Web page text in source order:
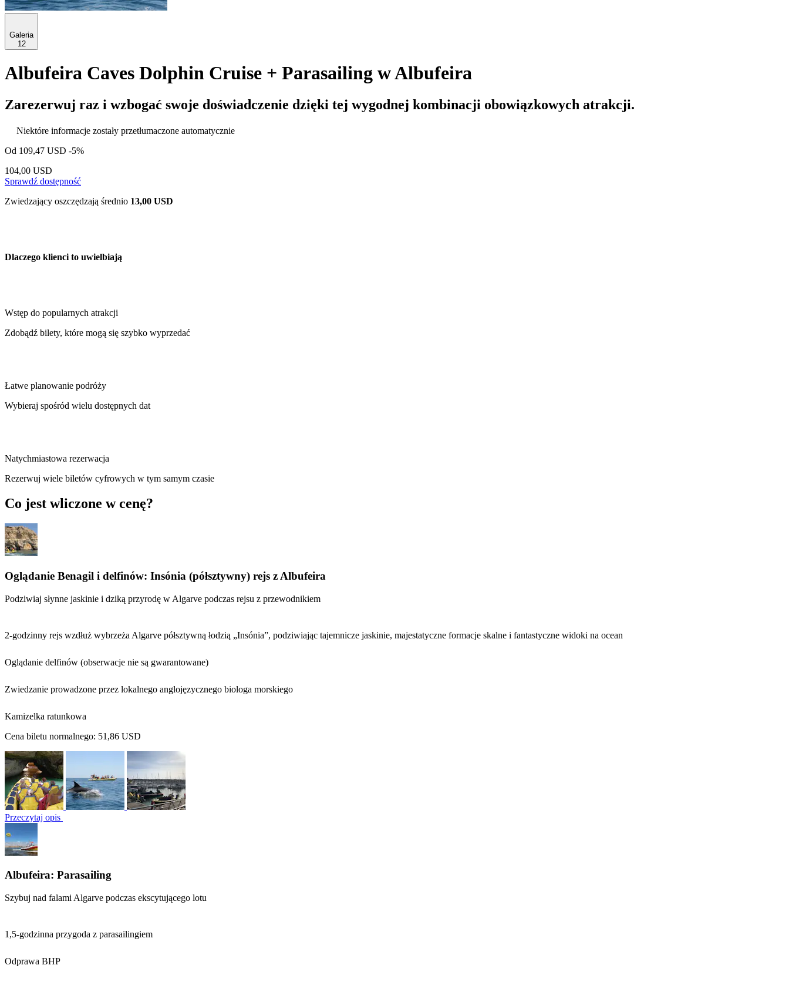
Galeria
12
Albufeira Caves Dolphin Cruise + Parasailing w Albufeira
Zarezerwuj raz i wzbogać swoje doświadczenie dzięki tej wygodnej kombinacji obowiązkowych atrakcji.
Niektóre informacje zostały przetłumaczone automatycznie
Od 109,47 USD -5%
104,00 USD
Sprawdź dostępność
Zwiedzający oszczędzają średnio 13,00 USD
Dlaczego klienci to uwielbiają
Wstęp do popularnych atrakcji
Zdobądź bilety, które mogą się szybko wyprzedać
Łatwe planowanie podróży
Wybieraj spośród wielu dostępnych dat
Natychmiastowa rezerwacja
Rezerwuj wiele biletów cyfrowych w tym samym czasie
Co jest wliczone w cenę?
Oglądanie Benagil i delfinów: Insónia (półsztywny) rejs z Albufeira
Podziwiaj słynne jaskinie i dziką przyrodę w Algarve podczas rejsu z przewodnikiem
2-godzinny rejs wzdłuż wybrzeża Algarve półsztywną łodzią „Insónia”, podziwiając tajemnicze jaskinie, majestatyczne formacje skalne i fantastyczne widoki na ocean
Oglądanie delfinów (obserwacje nie są gwarantowane)
Zwiedzanie prowadzone przez lokalnego anglojęzycznego biologa morskiego
Kamizelka ratunkowa
Cena biletu normalnego: 51,86 USD
Przeczytaj opis
Albufeira: Parasailing
Szybuj nad falami Algarve podczas ekscytującego lotu
1,5-godzinna przygoda z parasailingiem
Odprawa BHP